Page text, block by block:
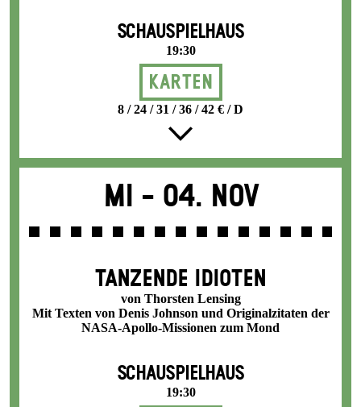
SCHAUSPIELHAUS
19:30
Karten
8 / 24 / 31 / 36 / 42 € / D
Mi - 04. Nov
TANZENDE IDIOTEN
von Thorsten Lensing
Mit Texten von Denis Johnson und Originalzitaten der
NASA-Apollo-Missionen zum Mond
SCHAUSPIELHAUS
19:30